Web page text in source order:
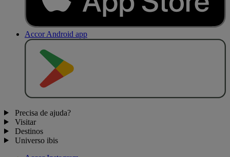
Accor Android app
Precisa de ajuda?
Visitar
Destinos
Universo ibis